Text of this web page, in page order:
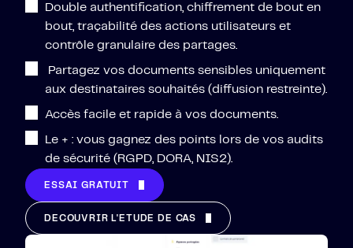
Double authentification, chiffrement de bout en
bout, traçabilité des actions utilisateurs et
contrôle granulaire des partages.
Partagez vos documents sensibles uniquement
aux destinataires souhaités (diffusion restreinte).
Accès facile et rapide à vos documents.
Le + : vous gagnez des points lors de vos audits
de sécurité (RGPD, DORA, NIS2).
ESSAI GRATUIT
DÉCOUVRIR L'ÉTUDE DE CAS